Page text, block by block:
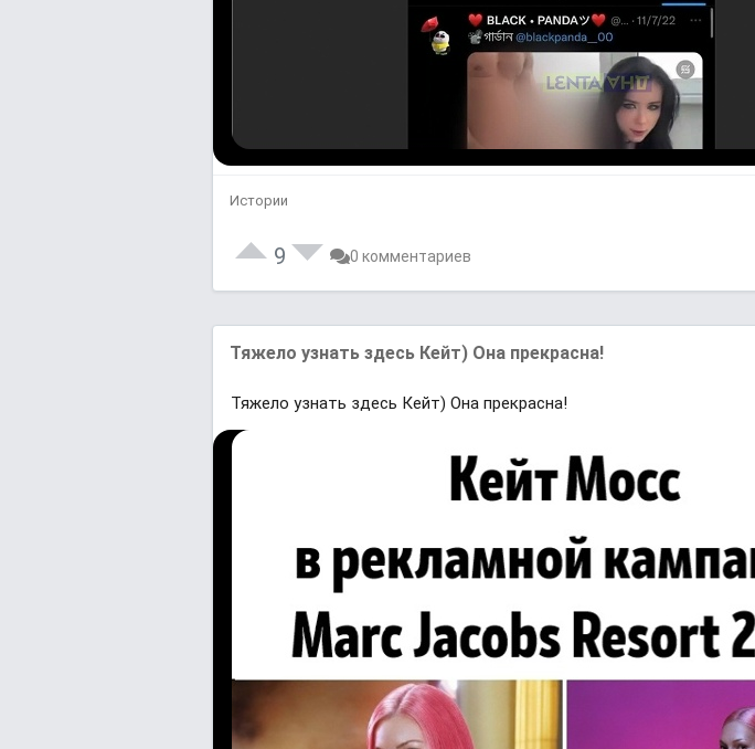
Истории
9 0 комментариев
Тяжело узнать здесь Кейт) Она прекрасна!
Тяжело узнать здесь Кейт) Она прекрасна!